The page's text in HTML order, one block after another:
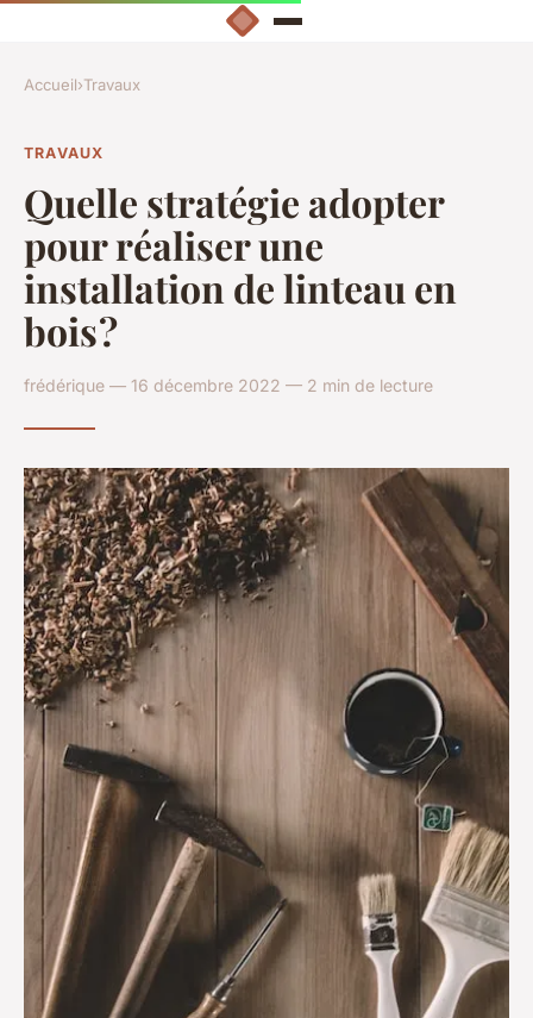
Accueil›Travaux
TRAVAUX
Quelle stratégie adopter
pour réaliser une
installation de linteau en
bois ?
frédérique — 16 décembre 2022 — 2 min de lecture